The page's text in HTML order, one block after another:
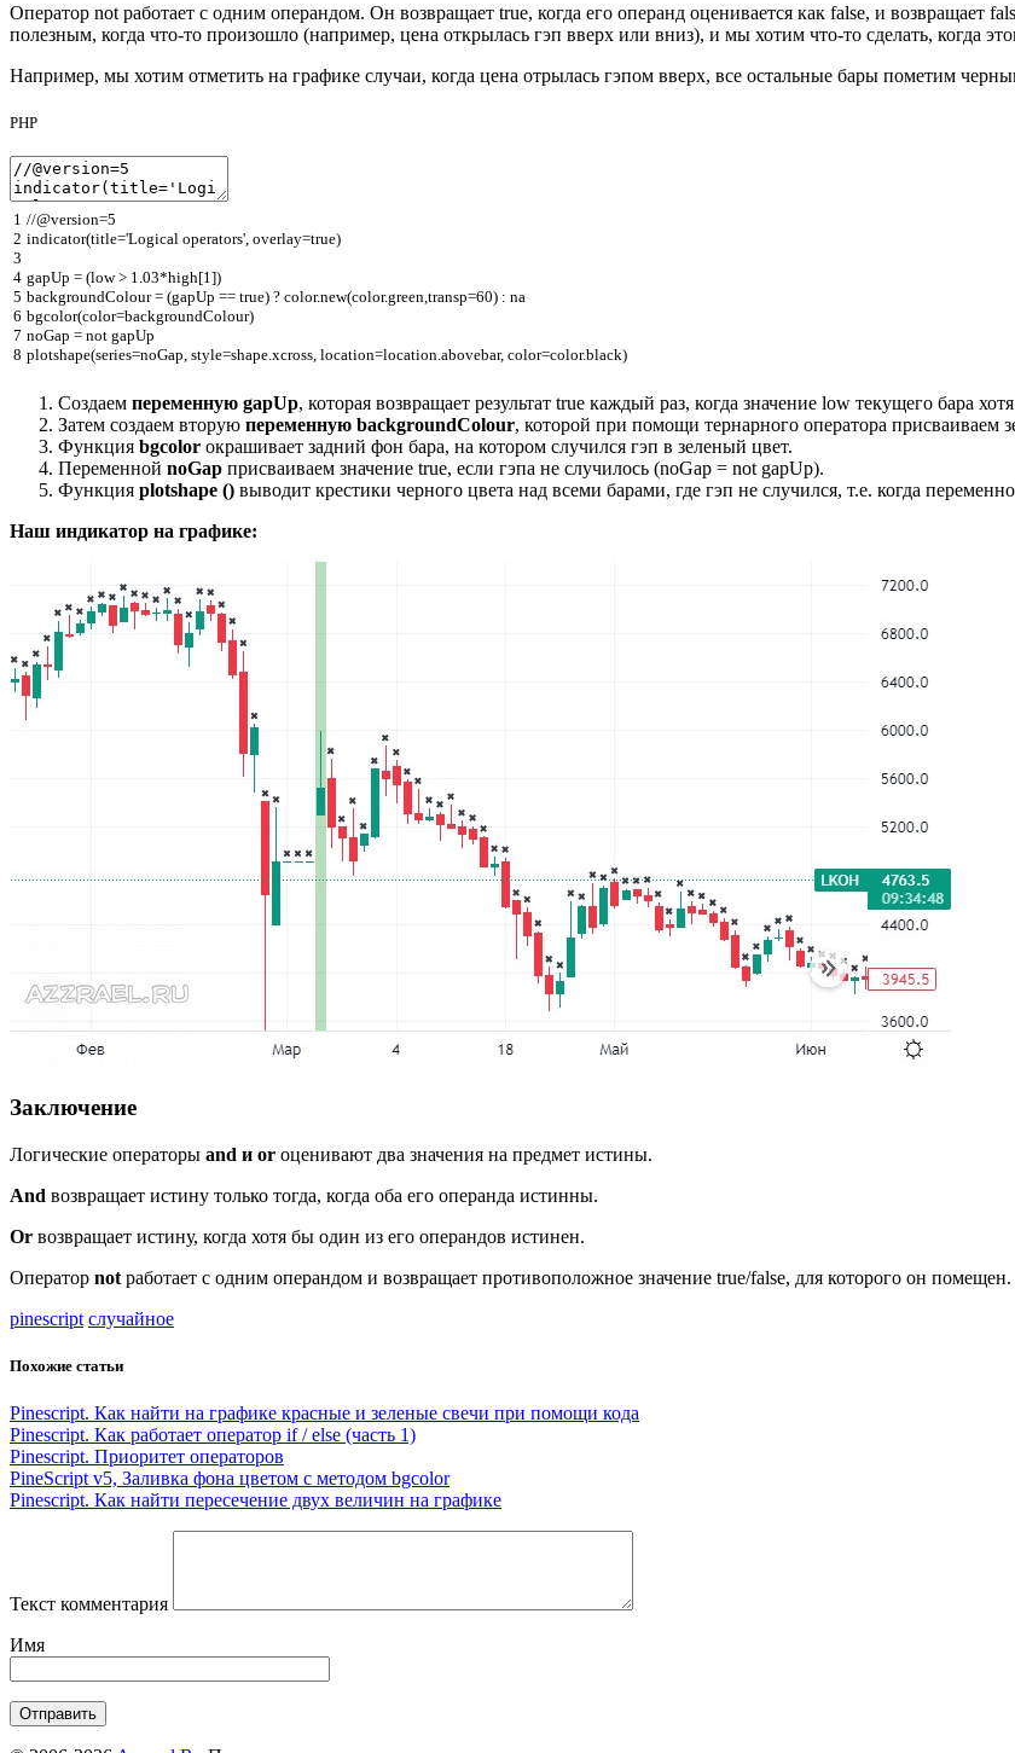
Оператор not работает с одним операндом. Он возвращает true, когда его операнд оценивается как false, и возвращает
полезным, когда что-то произошло (например, цена открылась гэп вверх или вниз), и мы хотим что-то сделать, когда
Например, мы хотим отметить на графике случаи, когда цена отрылась гэпом вверх, все остальные бары пометим
PHP
1
2
3
4
5
6
7
8
//@version=5
indicator(title='Logical operators', overlay=true)
gapUp = (low > 1.03*high[1])
backgroundColour = (gapUp == true) ? color.new(color.green,transp=60) : na
bgcolor(color=backgroundColour)
noGap = not gapUp
plotshape(series=noGap, style=shape.xcross, location=location.abovebar, color=color.black)
Создаем переменную gapUp, которая возвращает результат true каждый раз, когда значение low текущего бара
Затем создаем вторую переменную backgroundColour, которой при помощи тернарного оператора присваиваем
Функция bgcolor окрашивает задний фон бара, на котором случился гэп в зеленый цвет.
Переменной noGap присваиваем значение true, если гэпа не случилось (noGap = not gapUp).
Функция plotshape () выводит крестики черного цвета над всеми барами, где гэп не случился, т.е. когда
Наш индикатор на графике:
Заключение
Логические операторы and и or оценивают два значения на предмет истины.
And возвращает истину только тогда, когда оба его операнда истинны.
Or возвращает истину, когда хотя бы один из его операндов истинен.
Оператор not работает с одним операндом и возвращает противоположное значение true/false, для которого он помещен.
pinescript случайное
Похожие статьи
Pinescript. Как найти на графике красные и зеленые свечи при помощи кода
Pinescript. Как работает оператор if / else (часть 1)
Pinescript. Приоритет операторов
PineScript v5, Заливка фона цветом с методом bgcolor
Pinescript. Как найти пересечение двух величин на графике
Текст комментария
Имя